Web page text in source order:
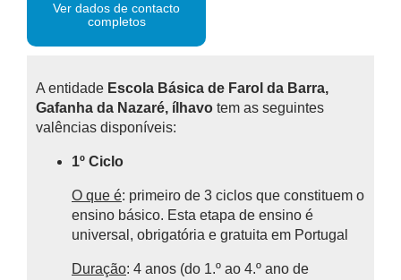
Ver dados de contacto
completos
A entidade Escola Básica de Farol da Barra,
Gafanha da Nazaré, ílhavo tem as seguintes
valências disponíveis:
1º Ciclo
O que é: primeiro de 3 ciclos que constituem o
ensino básico. Esta etapa de ensino é
universal, obrigatória e gratuita em Portugal
Duração: 4 anos (do 1.º ao 4.º ano de